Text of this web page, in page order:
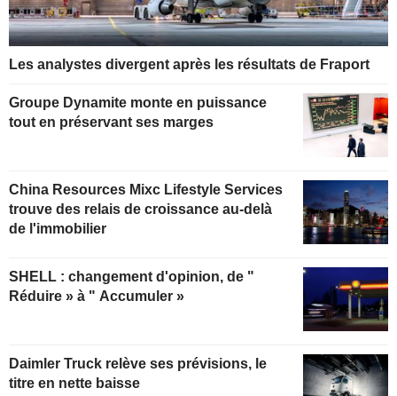
Les analystes divergent après les résultats de Fraport
Groupe Dynamite monte en puissance
tout en préservant ses marges
China Resources Mixc Lifestyle Services
trouve des relais de croissance au-delà
de l'immobilier
SHELL : changement d'opinion, de "
Réduire » à " Accumuler »
Daimler Truck relève ses prévisions, le
titre en nette baisse